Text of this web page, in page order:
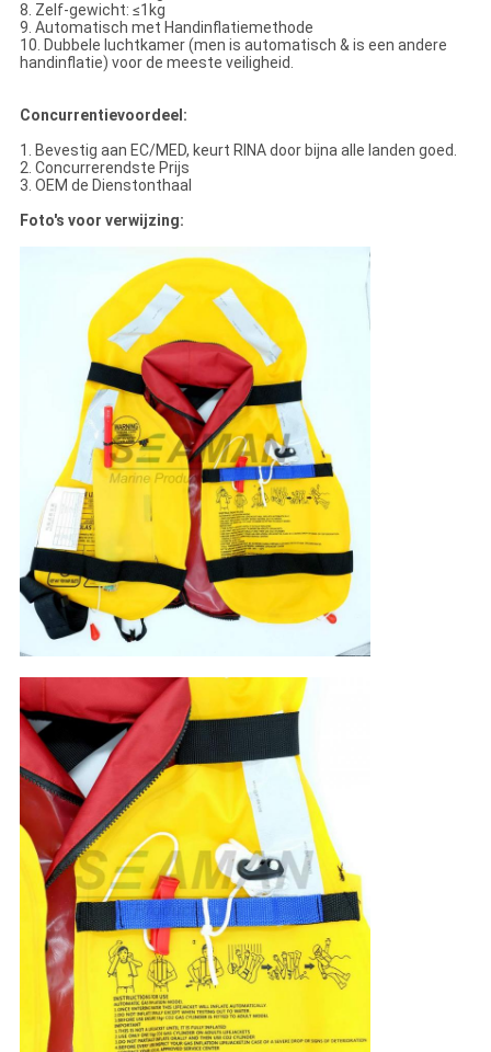
8. Zelf-gewicht: ≤1kg
9. Automatisch met Handinflatiemethode
10. Dubbele luchtkamer (men is automatisch & is een andere
handinflatie) voor de meeste veiligheid.
Concurrentievoordeel:
1. Bevestig aan EC/MED, keurt RINA door bijna alle landen goed.
2. Concurrerendste Prijs
3. OEM de Dienstonthaal
Foto's voor verwijzing: